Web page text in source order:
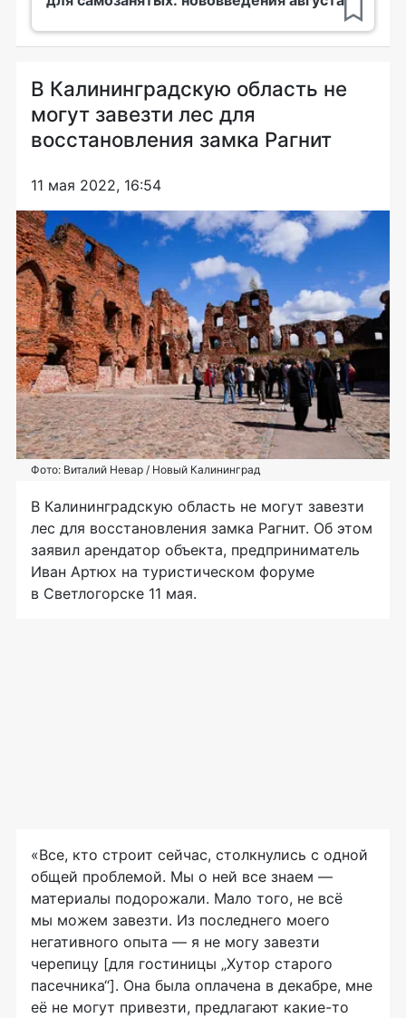
В Калининградскую область не
могут завезти лес для
восстановления замка Рагнит
11 мая 2022, 16:54
Фото: Виталий Невар / Новый Калининград
В Калининградскую область не могут завезти
лес для восстановления замка Рагнит. Об этом
заявил арендатор объекта, предприниматель
Иван Артюх на туристическом форуме
в Светлогорске 11 мая.
«Все, кто строит сейчас, столкнулись с одной
общей проблемой. Мы о ней все знаем —
материалы подорожали. Мало того, не всё
мы можем завезти. Из последнего моего
негативного опыта — я не могу завезти
черепицу [для гостиницы „Хутор старого
пасечника“]. Она была оплачена в декабре, мне
её не могут привезти, предлагают какие-то